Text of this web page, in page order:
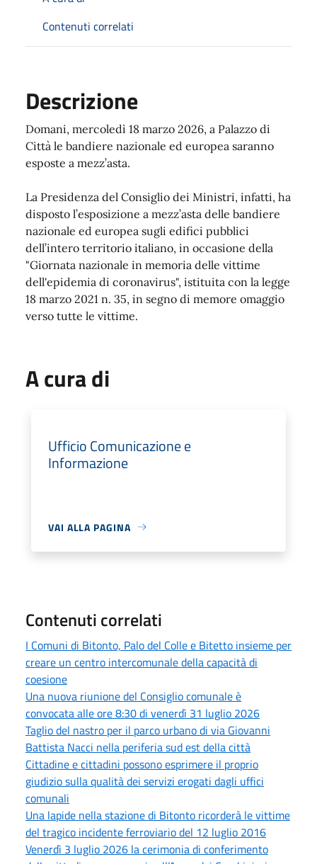
Contenuti correlati
Descrizione
Domani, mercoledì 18 marzo 2026, a Palazzo di
Città le bandiere nazionale ed europea saranno
esposte a mezz’asta.
La Presidenza del Consiglio dei Ministri, infatti, ha
disposto l’esposizione a mezz’asta delle bandiere
nazionale ed europea sugli edifici pubblici
dell’intero territorio italiano, in occasione della
"Giornata nazionale in memoria delle vittime
dell'epidemia di coronavirus", istituita con la legge
18 marzo 2021 n. 35, in segno di memore omaggio
verso tutte le vittime.
A cura di
Ufficio Comunicazione e
Informazione
VAI ALLA PAGINA
Contenuti correlati
I Comuni di Bitonto, Palo del Colle e Bitetto insieme per
creare un centro intercomunale della capacità di
coesione
Una nuova riunione del Consiglio comunale è
convocata alle ore 8:30 di venerdì 31 luglio 2026
Taglio del nastro per il parco urbano di via Giovanni
Battista Nacci nella periferia sud est della città
Cittadine e cittadini possono esprimere il proprio
giudizio sulla qualità dei servizi erogati dagli uffici
comunali
Una lapide nella stazione di Bitonto ricorderà le vittime
del tragico incidente ferroviario del 12 luglio 2016
Venerdì 3 luglio 2026 la cerimonia di conferimento